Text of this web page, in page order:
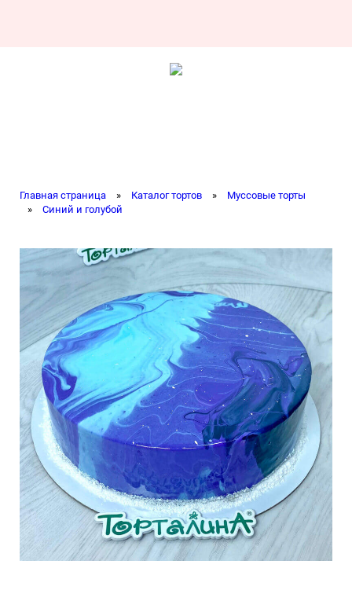
Главная страница » Каталог тортов »
Муссовые торты
»
Синий и голубой